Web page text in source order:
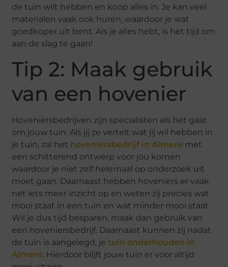
de tuin wilt hebben en koop alles in. Je kan veel
materialen vaak ook huren, waardoor je wat
goedkoper uit bent. Als je alles hebt, is het tijd om
aan de slag te gaan!
Tip 2: Maak gebruik
van een hovenier
Hoveniersbedrijven zijn specialisten als het gaat
om jouw tuin. Als jij ze vertelt wat jij wil hebben in
je tuin, zal het hoveniersbedrijf in Almere met
een schitterend ontwerp voor jou komen
waardoor je niet zelf helemaal op onderzoek uit
moet gaan. Daarnaast hebben hoveniers er vaak
net iets meer inzicht op en weten zij precies wat
mooi staat in een tuin en wat minder mooi staat.
Wil je dus tijd besparen, maak dan gebruik van
een hoveniersbedrijf. Daarnaast kunnen zij nadat
de tuin is aangelegd, jetuin onderhouden in
Almere. Hierdoor blijft jouw tuin er voor altijd